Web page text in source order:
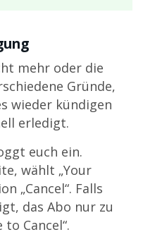
mehr oder die
Gründe,
wieder kündigen
erledigt.
euch ein.
wählt „Your
„Cancel“. Falls
das Abo nur zu
Cancel“.